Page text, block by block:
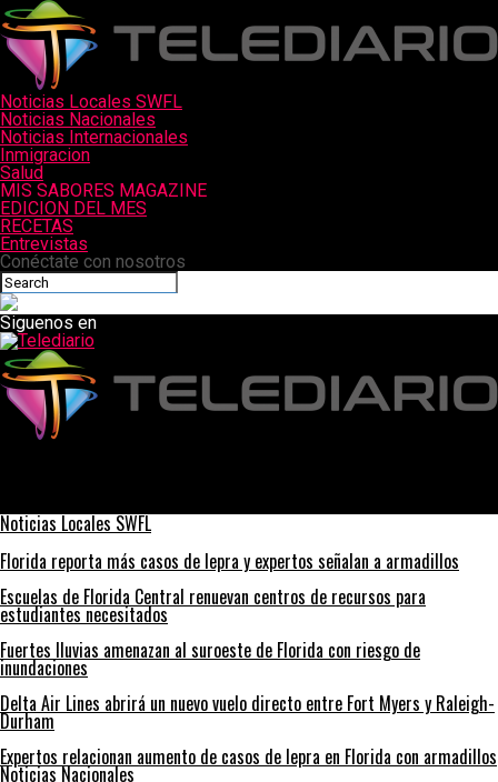
Noticias Locales SWFL
Noticias Nacionales
Noticias Internacionales
Inmigracion
Salud
MIS SABORES MAGAZINE
EDICION DEL MES
RECETAS
Entrevistas
Conéctate con nosotros
Siguenos en
Noticias Locales SWFL
Florida reporta más casos de lepra y expertos señalan a armadillos
Escuelas de Florida Central renuevan centros de recursos para
estudiantes necesitados
Fuertes lluvias amenazan al suroeste de Florida con riesgo de
inundaciones
Delta Air Lines abrirá un nuevo vuelo directo entre Fort Myers y Raleigh-
Durham
Expertos relacionan aumento de casos de lepra en Florida con armadillos
Noticias Nacionales